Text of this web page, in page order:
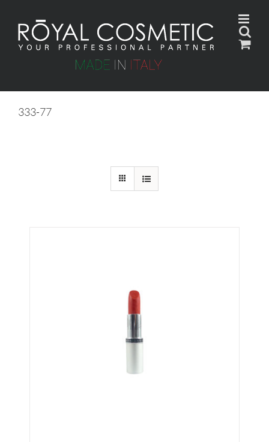
content
333-77